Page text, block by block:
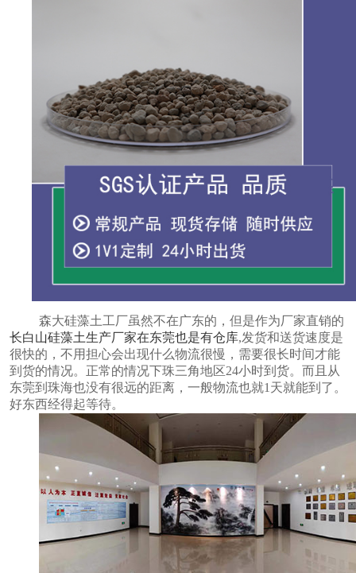
森大硅藻土工厂虽然不在广东的，但是作为厂家直销的
长白山硅藻土生产厂家在东莞也是有仓库,发货和送货速度是
很快的，不用担心会出现什么物流很慢，需要很长时间才能
到货的情况。正常的情况下珠三角地区24小时到货。而且从
东莞到珠海也没有很远的距离，一般物流也就1 天就能到了。
好东西经得起等待。